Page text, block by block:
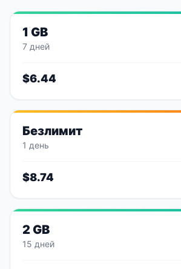
1 GB
7 дней
$6.44
Безлимит
1 день
$8.74
2 GB
15 дней